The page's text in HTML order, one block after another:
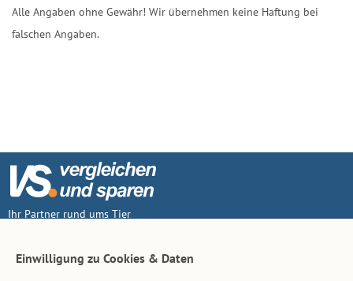
Alle Angaben ohne Gewähr! Wir übernehmen keine Haftung bei
falschen Angaben.
Ihr Partner rund ums Tier
Einwilligung zu Cookies & Daten